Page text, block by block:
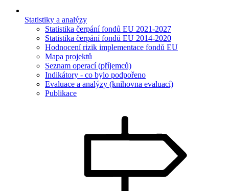
Statistiky a analýzy
Statistika čerpání fondů EU 2021-2027
Statistika čerpání fondů EU 2014-2020
Hodnocení rizik implementace fondů EU
Mapa projektů
Seznam operací (příjemců)
Indikátory - co bylo podpořeno
Evaluace a analýzy (knihovna evaluací)
Publikace